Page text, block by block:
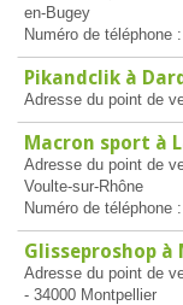
en-Bugey
Numéro de téléphone :
Pikandclik à
Adresse du point de
Macron sport à
Adresse du point de
Voulte-sur-Rhône
Numéro de téléphone :
Glisseproshop
Adresse du point de
- 34000 Montpellier